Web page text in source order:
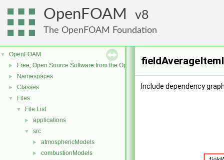
OpenFOAM 8
The OpenFOAM Foundation
▼ OpenFOAM
► Free, Open Source Software from the OpenFOAM Foundation
► Namespaces
► Classes
▼ Files
▼ File List
► applications
▼ src
► atmosphericModels
► combustionModels
Include dependency